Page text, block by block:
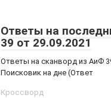
Ответы на
39 от 29.09.2021
Ответы на сканворд из АиФ
Поисковик на дне (Ответ
Кроссворд